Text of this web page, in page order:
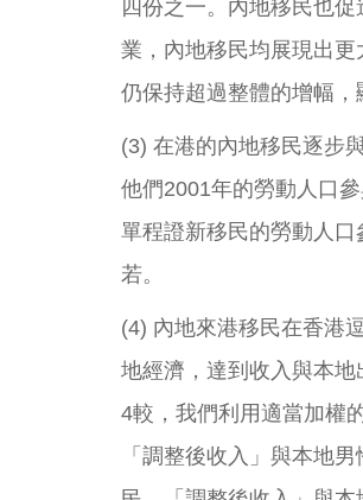
四份之一。內地移民也
業，內地移民均展現出
仍保持超過整體的增幅，
(3) 在港的內地移民逐步
他們2001年的勞動人口
單程證新移民的勞動人
若。
(4) 內地來港移民在香港
地經濟，達到收入與本
4較，我們利用適當加權
「調整後收入」與本地